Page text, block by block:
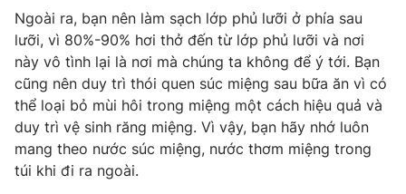
Phim VTV
Hậu trường
Nhân vật
Khán giả
Giải sao mai
Giải trí
Điện ảnh
Âm nhạc
Sao
Đời sống
Du lịch
Làm đẹp
Giáo dục
Tuyển sinh
Công nghệ
Ngoài ra, bạn nên làm sạch lớp phủ lưỡi ở phía sau
lưỡi, vì 80%-90% hơi thở đến từ lớp phủ lưỡi và nơi
này vô tình lại là nơi mà chúng ta không để ý tới. Bạn
cũng nên duy trì thói quen súc miệng sau bữa ăn vì có
thể loại bỏ mùi hôi trong miệng một cách hiệu quả và
duy trì vệ sinh răng miệng. Vì vậy, bạn hãy nhớ luôn
mang theo nước súc miệng, nước thơm miệng trong
túi khi đi ra ngoài.